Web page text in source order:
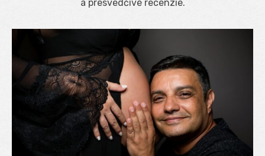
a presvedčivé recenzie.